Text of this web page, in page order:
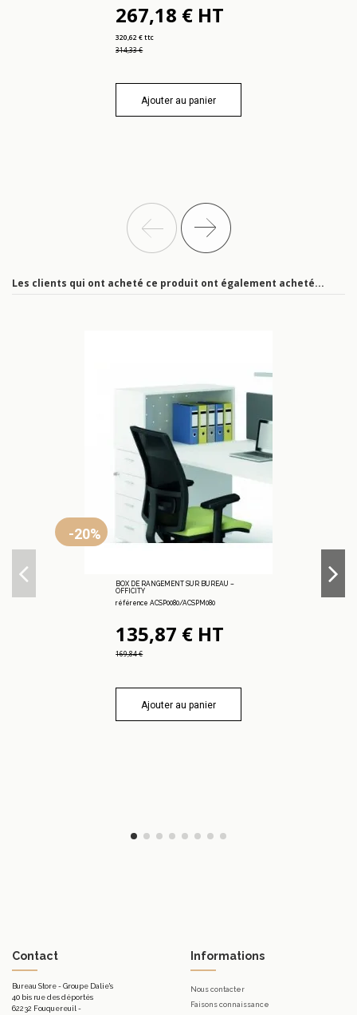
267,18 € HT
320,62 € ttc
314,33 €
Ajouter au panier
Les clients qui ont acheté ce produit ont également acheté...
-20%
BOX DE RANGEMENT SUR BUREAU –
OFFICITY
référence ACSP0080/ACSPM080
135,87 € HT
169,84 €
Ajouter au panier
Contact
Bureau Store - Groupe Dalie's
40 bis rue des déportés
62232 Fouquereuil -
Informations
Nous contacter
Faisons connaissance